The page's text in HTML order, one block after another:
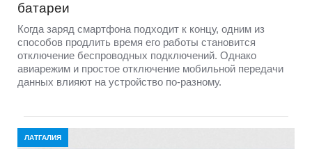
батареи
Когда заряд смартфона подходит к концу, одним из
способов продлить время его работы становится
отключение беспроводных подключений. Однако
авиарежим и простое отключение мобильной передачи
данных влияют на устройство по-разному.
ЛАТГАЛИЯ